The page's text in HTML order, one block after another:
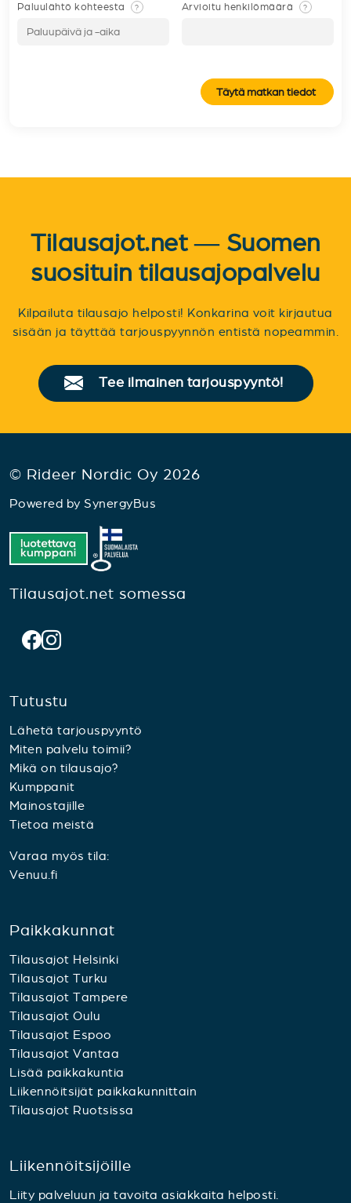
Paluulähtö kohteesta ? Arvioitu henkilömäärä ?
Täytä matkan tiedot
Tilausajot.net — Suomen
suosituin tilausajopalvelu
Kilpailuta tilausajo helposti! Konkarina voit kirjautua
sisään ja täyttää tarjouspyynnön entistä nopeammin.
Tee ilmainen tarjouspyyntö!
© Rideer Nordic Oy 2026
Powered by SynergyBus
Tilausajot.net somessa
Tutustu
Lähetä tarjouspyyntö
Miten palvelu toimii?
Mikä on tilausajo?
Kumppanit
Mainostajille
Tietoa meistä
Varaa myös tila:
Venuu.fi
Paikkakunnat
Tilausajot Helsinki
Tilausajot Turku
Tilausajot Tampere
Tilausajot Oulu
Tilausajot Espoo
Tilausajot Vantaa
Lisää paikkakuntia
Liikennöitsijät paikkakunnittain
Tilausajot Ruotsissa
Liikennöitsijöille
Liity palveluun ja tavoita asiakkaita helposti.